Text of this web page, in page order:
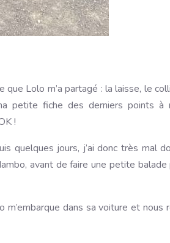
Lolo m’a partagé : la laisse, le
petite fiche des derniers points à
!
quelques jours, j’ai donc très mal
avant de faire une petite
m’embarque dans sa voiture et nous